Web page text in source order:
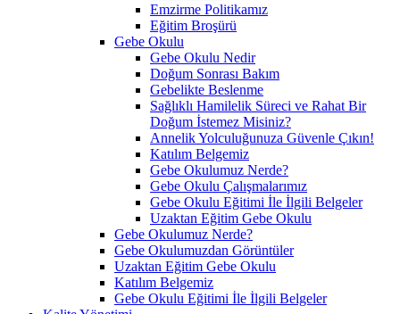
Emzirme Politikamız
Eğitim Broşürü
Gebe Okulu
Gebe Okulu Nedir
Doğum Sonrası Bakım
Gebelikte Beslenme
Sağlıklı Hamilelik Süreci ve Rahat Bir
Doğum İstemez Misiniz?
Annelik Yolculuğunuza Güvenle Çıkın!
Katılım Belgemiz
Gebe Okulumuz Nerde?
Gebe Okulu Çalışmalarımız
Gebe Okulu Eğitimi İle İlgili Belgeler
Uzaktan Eğitim Gebe Okulu
Gebe Okulumuz Nerde?
Gebe Okulumuzdan Görüntüler
Uzaktan Eğitim Gebe Okulu
Katılım Belgemiz
Gebe Okulu Eğitimi İle İlgili Belgeler